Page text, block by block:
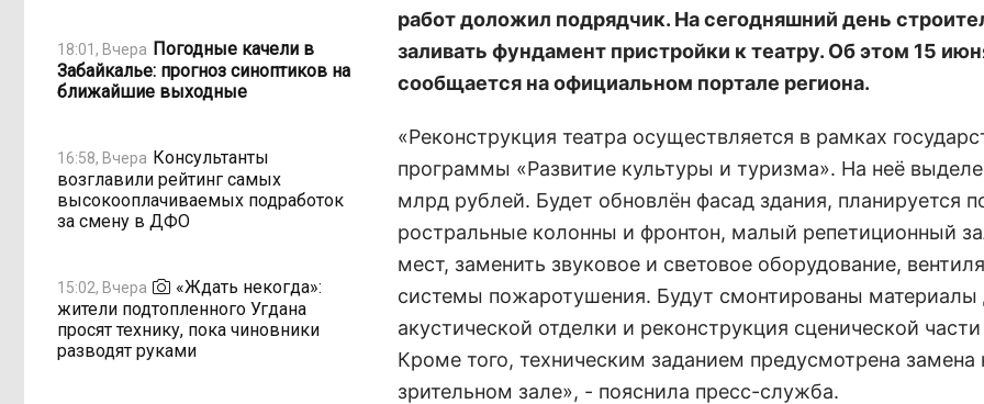
18:01, Вчера Погодные качели в
Забайкалье: прогноз синоптиков на
ближайшие выходные
16:58, Вчера Консультанты
возглавили рейтинг самых
высокооплачиваемых подработок
за смену в ДФО
15:02, Вчера
«Ждать некогда»:
жители подтопленного Угдана
просят технику, пока чиновники
разводят руками
работ доложил подрядчик. На сегодняшний день
заливать фундамент пристройки к театру. Об этом 15
сообщается на официальном портале региона.
«Реконструкция театра осуществляется в рамках
программы «Развитие культуры и туризма». На неё
млрд рублей. Будет обновлён фасад здания, планируется
ростральные колонны и фронтон, малый репетиционный
мест, заменить звуковое и световое оборудование,
системы пожаротушения. Будут смонтированы материалы
акустической отделки и реконструкция сценической части
Кроме того, техническим заданием предусмотрена замена
зрительном зале», - пояснила пресс-служба.